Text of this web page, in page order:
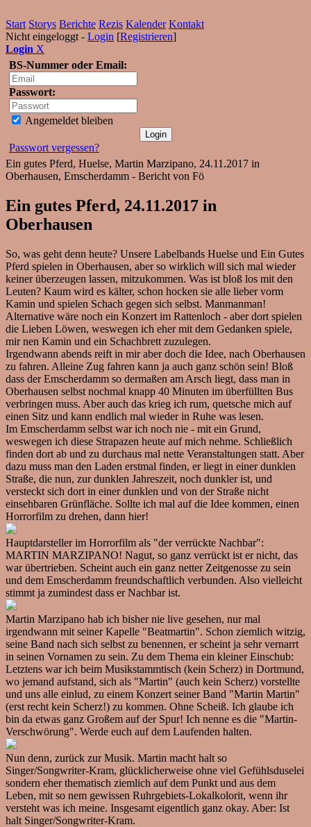
Start Storys Berichte Rezis Kalender Kontakt
Nicht eingeloggt - Login [Registrieren]
Login X
BS-Nummer oder Email:
Passwort:
Angemeldet bleiben
Passwort vergessen?
Ein gutes Pferd, Huelse, Martin Marzipano, 24.11.2017 in
Oberhausen, Emscherdamm - Bericht von Fö
Ein gutes Pferd, 24.11.2017 in
Oberhausen
So, was geht denn heute? Unsere Labelbands Huelse und Ein Gutes
Pferd spielen in Oberhausen, aber so wirklich will sich mal wieder
keiner überzeugen lassen, mitzukommen. Was ist bloß los mit den
Leuten? Kaum wird es kälter, schon hocken sie alle lieber vorm
Kamin und spielen Schach gegen sich selbst. Manmanman!
Alternative wäre noch ein Konzert im Rattenloch - aber dort spielen
die Lieben Löwen, weswegen ich eher mit dem Gedanken spiele,
mir nen Kamin und ein Schachbrett zuzulegen.
Irgendwann abends reift in mir aber doch die Idee, nach Oberhausen
zu fahren. Alleine Zug fahren kann ja auch ganz schön sein! Bloß
dass der Emscherdamm so dermaßen am Arsch liegt, dass man in
Oberhausen selbst nochmal knapp 40 Minuten im überfüllten Bus
verbringen muss. Aber auch das krieg ich rum, quetsche mich auf
einen Sitz und kann endlich mal wieder in Ruhe was lesen.
Im Emscherdamm selbst war ich noch nie - mit ein Grund,
weswegen ich diese Strapazen heute auf mich nehme. Schließlich
finden dort ab und zu durchaus mal nette Veranstaltungen statt. Aber
dazu muss man den Laden erstmal finden, er liegt in einer dunklen
Straße, die nun, zur dunklen Jahreszeit, noch dunkler ist, und
versteckt sich dort in einer dunklen und von der Straße nicht
einsehbaren Grünfläche. Sollte ich mal auf die Idee kommen, einen
Horrorfilm zu drehen, dann hier!
Hauptdarsteller im Horrorfilm als "der verrückte Nachbar":
MARTIN MARZIPANO! Nagut, so ganz verrückt ist er nicht, das
war übertrieben. Scheint auch ein ganz netter Zeitgenosse zu sein
und dem Emscherdamm freundschaftlich verbunden. Also vielleicht
stimmt ja zumindest dass er Nachbar ist.
Martin Marzipano hab ich bisher nie live gesehen, nur mal
irgendwann mit seiner Kapelle "Beatmartin". Schon ziemlich witzig,
seine Band nach sich selbst zu benennen, er scheint ja sehr vernarrt
in seinen Vornamen zu sein. Zu dem Thema ein kleiner Einschub:
Letztens war ich beim Musikstammtisch (kein Scherz) in Dortmund,
wo jemand aufstand, sich als "Martin" (auch kein Scherz) vorstellte
und uns alle einlud, zu einem Konzert seiner Band "Martin Martin"
(erst recht kein Scherz!) zu kommen. Ohne Scheiß. Ich glaube ich
bin da etwas ganz Großem auf der Spur! Ich nenne es die "Martin-
Verschwörung". Werde euch auf dem Laufenden halten.
Nun denn, zurück zur Musik. Martin macht halt so
Singer/Songwriter-Kram, glücklicherweise ohne viel Gefühlsduselei
sondern eher thematisch ziemlich auf dem Punkt und aus dem
Leben, mit so nem gewissen Ruhrgebiets-Lokalkolorit, wenn ihr
versteht was ich meine. Insgesamt eigentlich ganz okay. Aber: Ist
halt Singer/Songwriter-Kram.